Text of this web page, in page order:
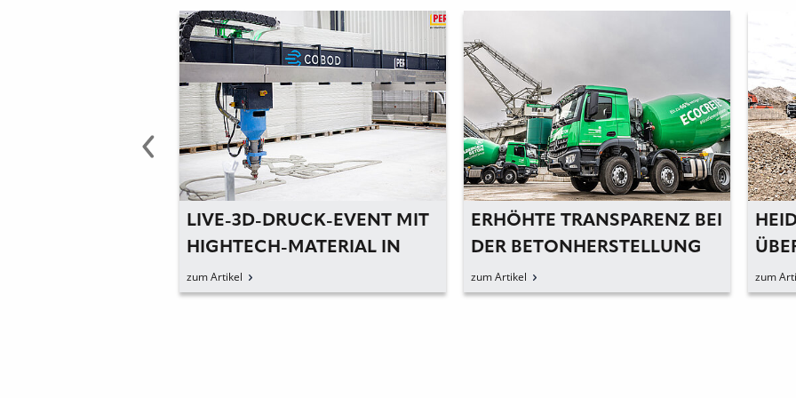
LIVE-3D-DRUCK-EVENT MIT
HIGHTECH-MATERIAL IN
WEISSENHORN
ERHÖHTE TRANSPARENZ BEI
DER BETONHERSTELLUNG
HEIDELBERG
ÜBERNIMMT
RWG I